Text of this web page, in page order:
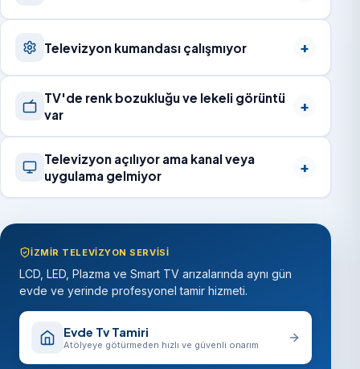
Televizyon kumandası çalışmıyor
TV'de renk bozukluğu ve lekeli görüntü
var
Televizyon açılıyor ama kanal veya
uygulama gelmiyor
İZMIR TELEVIZYON SERVISI
LCD, LED, Plazma ve Smart TV arızalarında aynı gün
evde ve yerinde profesyonel tamir hizmeti.
Evde Tv Tamiri
Atölyeye götürmeden hızlı ve güvenli onarım